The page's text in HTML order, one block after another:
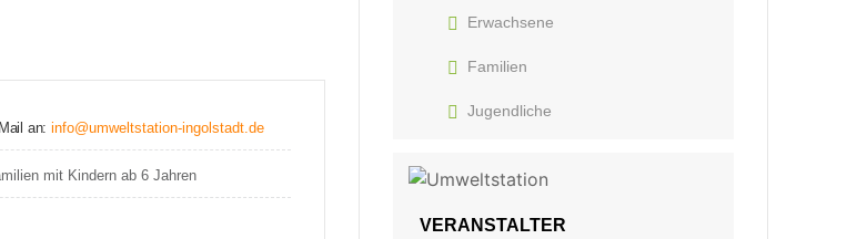
an:info@umweltstation-ingolstadt.de
mit Kindern ab 6 Jahren
Erwachsene
Familien
Jugendliche
VERANSTALTER